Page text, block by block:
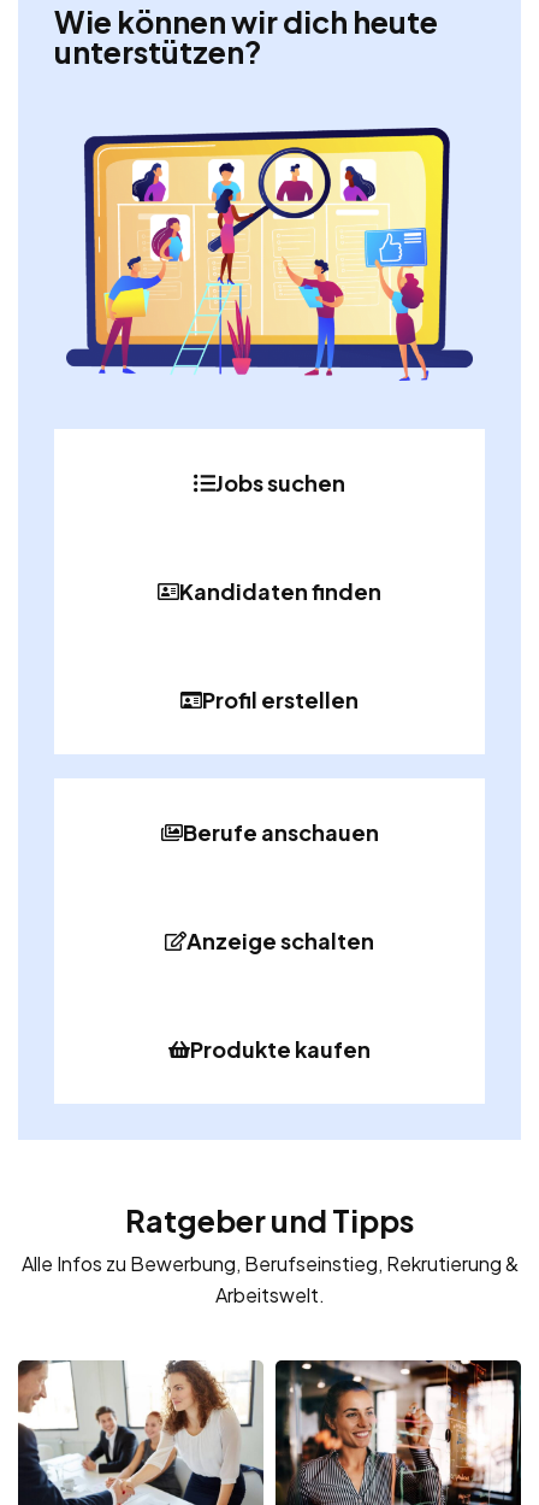
Wie können wir dich heute
unterstützen?
Jobs suchen
Kandidaten finden
Profil erstellen
Berufe anschauen
Anzeige schalten
Produkte kaufen
Ratgeber und Tipps
Alle Infos zu Bewerbung, Berufseinstieg, Rekrutierung &
Arbeitswelt.